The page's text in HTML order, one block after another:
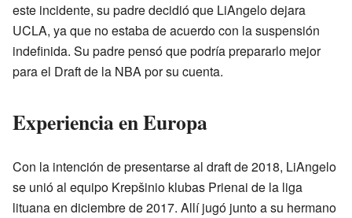
este incidente, su padre decidió que LiAngelo dejara
UCLA, ya que no estaba de acuerdo con la suspensión
indefinida. Su padre pensó que podría prepararlo mejor
para el Draft de la NBA por su cuenta.
Experiencia en Europa
Con la intención de presentarse al draft de 2018, LiAngelo
se unió al equipo Krepšinio klubas Prienai de la liga
lituana en diciembre de 2017. Allí jugó junto a su hermano